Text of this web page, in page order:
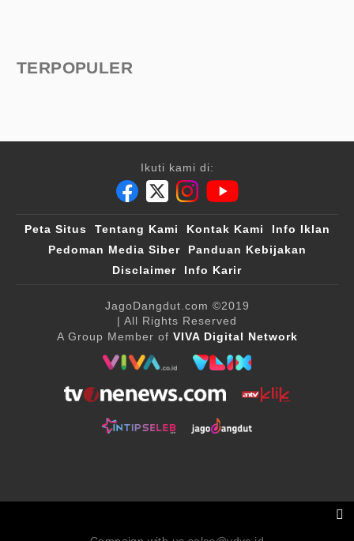
TERPOPULER
Ikuti kami di:
Peta Situs Tentang Kami Kontak Kami
Info Iklan
Pedoman Media Siber
Panduan Kebijakan
Disclaimer
Info Karir
JagoDangdut.com ©2019
| All Rights Reserved
A Group Member of VIVA Digital Network
